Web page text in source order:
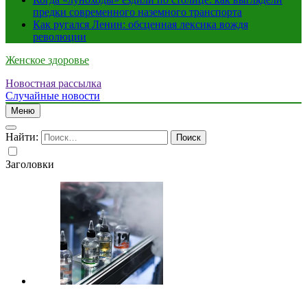
предки современного наземного транспорта
Как ругался Ленин: обсценная лексика вождя
революции
Женское здоровье
Новостная рассылка
Случайные новости
Меню
Найти:
Заголовки